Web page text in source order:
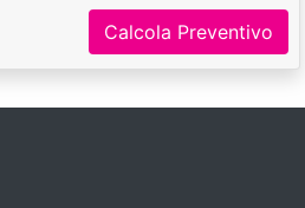
Calcola Preventivo